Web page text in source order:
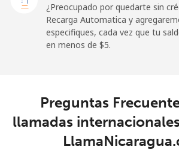
¿Preocupado por quedarte sin
Recarga Automatica y
especifiques, cada vez que tu
en menos de ⁦$5⁩.
Preguntas
llamadas